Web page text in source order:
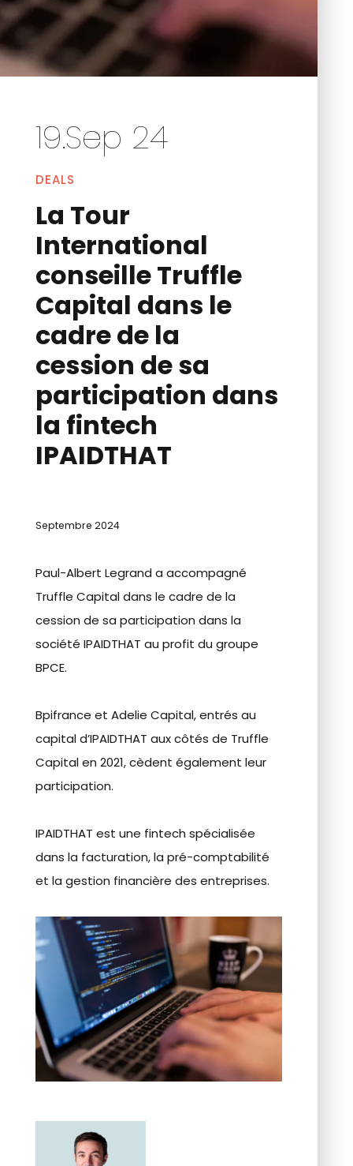
19.Sep 24
DEALS
La Tour
International
conseille Truffle
Capital dans le
cadre de la
cession de sa
participation dans
la fintech
IPAIDTHAT
Septembre 2024
Paul-Albert Legrand a accompagné
Truffle Capital dans le cadre de la
cession de sa participation dans la
société IPAIDTHAT au profit du groupe
BPCE.
Bpifrance et Adelie Capital, entrés au
capital d’IPAIDTHAT aux côtés de Truffle
Capital en 2021, cèdent également leur
participation.
IPAIDTHAT est une fintech spécialisée
dans la facturation, la pré-comptabilité
et la gestion financière des entreprises.